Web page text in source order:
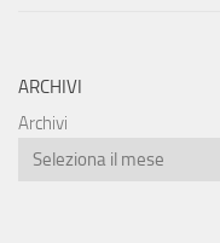
ARCHIVI
Archivi